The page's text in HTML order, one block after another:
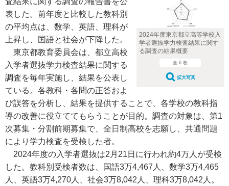
2024年度東京都立高等学校入
学者選抜学力検査結果に関す
る調査の結果概要
全 6 枚
拡大写真
表した。前年度と比較した教科別
の平均点は、数学、英語、理科が
上昇し、国語と社会が下降した。
東京都教育委員会は、都立高校
入学者選抜学力検査結果に関する
調査を毎年実施し、結果を公表し
ている。各教科・各問の正答およ
び誤答を分析し、結果を提供することで、各学校の教科指
導の改善に役立ててもらうことが目的。調査の対象は、第1
次募集・分割前期募集で、全日制高校を志願し、共通問題
により学力検査を受検した者。
2024年度の入学者選抜は2月21日に行われ約4万人が受検
した。教科別受検者数は、国語3万4,467人、数学3万4,465
人、英語3万4,270人、社会3万8,042人、理科3万8,042人。